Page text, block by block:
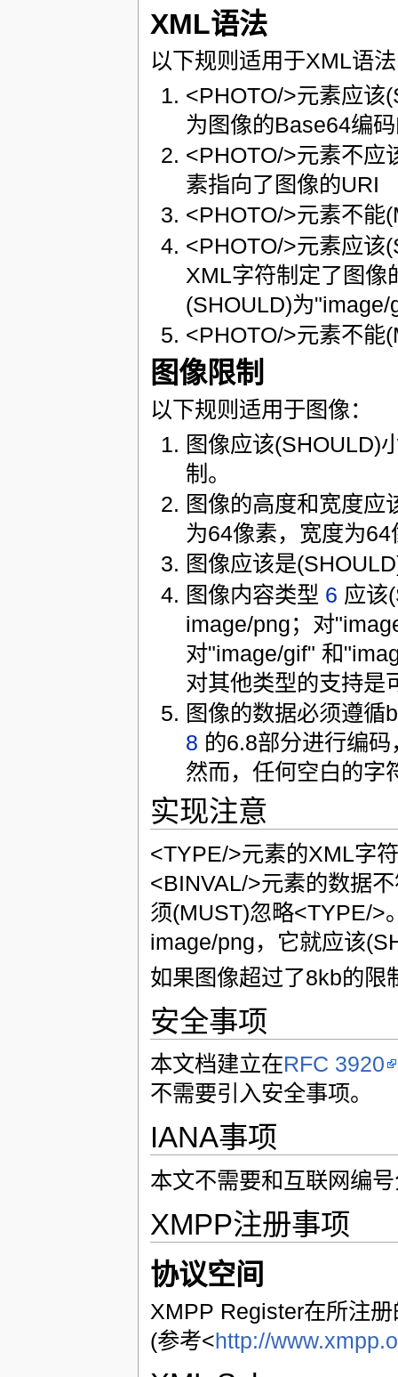
XML语法
以下规则适用于XML语
<PHOTO/>元素应该
为图像的Base64编
<PHOTO/>元素不应
素指向了图像的URI
<PHOTO/>元素不能
<PHOTO/>元素应该
XML字符制定了图像
(SHOULD)为
<PHOTO/>元素不能
图像限制
以下规则适用于图像：
图像应该(SHOULD)
制。
图像的高度和宽度应
为64像素，宽度为64
图像应该是
图像内容类型 6 应该
image/png；对
对"image/gif" 和
对其他类型的支持是
图像的数据必须遵
8 的6.8部分进行编
然而，任何空白的字
实现注意
<TYPE/>元素的XML字
<BINVAL/>元素的数据
须(MUST)忽略<TYPE/>
image/png，它就应该
如果图像超过了8kb的限
安全事项
本文档建立在RFC 3920
不需要引入安全事项。
IANA事项
本文不需要和互联网编
XMPP注册事项
协议空间
XMPP Register在所注
(参考<http://